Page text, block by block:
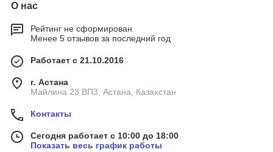
О нас
Рейтинг не сформирован
Менее 5 отзывов за последний год
Работает с 21.10.2016
г. Астана
Майлина 23 ВП3, Астана, Казахстан
Контакты
Сегодня работает с 10:00 до 18:00
Показать весь график работы